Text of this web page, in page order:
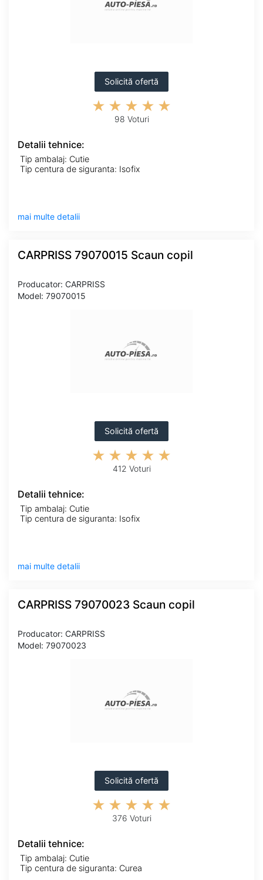
Solicită ofertă
98 Voturi
Detalii tehnice:
Tip ambalaj: Cutie
Tip centura de siguranta: Isofix
mai multe detalii
CARPRISS 79070015 Scaun copil
Producator: CARPRISS
Model: 79070015
Solicită ofertă
412 Voturi
Detalii tehnice:
Tip ambalaj: Cutie
Tip centura de siguranta: Isofix
mai multe detalii
CARPRISS 79070023 Scaun copil
Producator: CARPRISS
Model: 79070023
Solicită ofertă
376 Voturi
Detalii tehnice:
Tip ambalaj: Cutie
Tip centura de siguranta: Curea